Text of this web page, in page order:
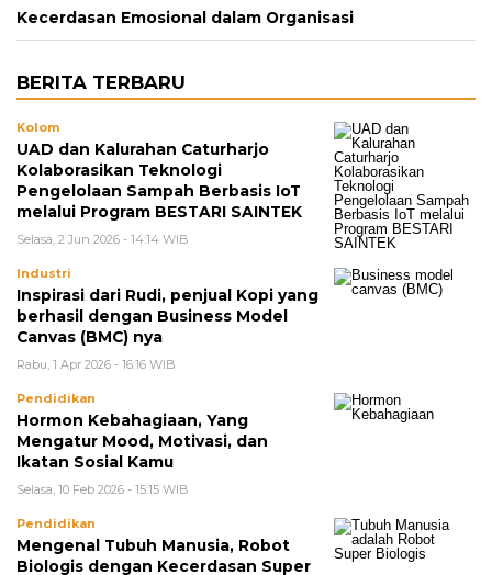
Kecerdasan Emosional dalam Organisasi
BERITA TERBARU
Kolom
UAD dan Kalurahan Caturharjo
Kolaborasikan Teknologi
Pengelolaan Sampah Berbasis IoT
melalui Program BESTARI SAINTEK
Selasa, 2 Jun 2026 - 14:14 WIB
Industri
Inspirasi dari Rudi, penjual Kopi yang
berhasil dengan Business Model
Canvas (BMC) nya
Rabu, 1 Apr 2026 - 16:16 WIB
Pendidikan
Hormon Kebahagiaan, Yang
Mengatur Mood, Motivasi, dan
Ikatan Sosial Kamu
Selasa, 10 Feb 2026 - 15:15 WIB
Pendidikan
Mengenal Tubuh Manusia, Robot
Biologis dengan Kecerdasan Super